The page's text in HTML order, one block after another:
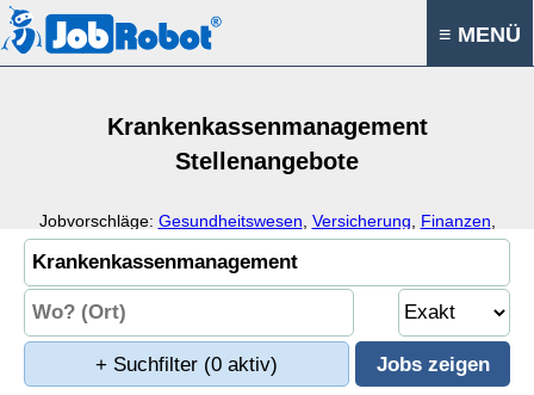
≡ MENÜ
Krankenkassenmanagement
Stellenangebote
Jobvorschläge: Gesundheitswesen Versicherung Finanzen
Verwaltung
+ Suchfilter (0 aktiv)